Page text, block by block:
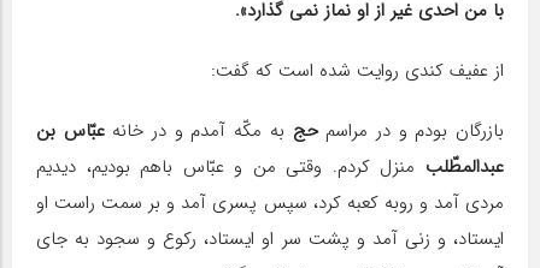
با من احدی غیر از او نماز نمی گذارد».
از عفیف كندی روایت شده است كه گفت:
بازرگان بودم و در مراسمحج به مكّه آمدم و در خانهعبّاس بن
عبدالمطّلب منزل كردم. وقتی من و عبّاس باهم بودیم، دیدیم
مردی آمد و روبه كعبه كرد، سپس پسری آمد و بر سمت راست او
ایستاد، و زنی آمد و پشت سر او ایستاد، ركوع و سجود به جای